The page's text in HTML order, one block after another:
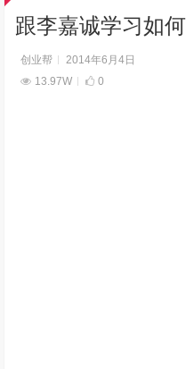
跟李嘉诚学习如何
创业帮
2014年6月4日
13.97W
0